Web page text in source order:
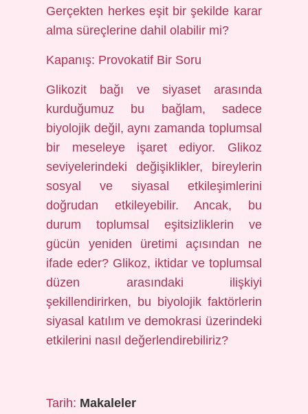
Gerçekten herkes eşit bir şekilde karar
alma süreçlerine dahil olabilir mi?
Kapanış: Provokatif Bir Soru
Glikozit bağı ve siyaset arasında
kurduğumuz bu bağlam, sadece
biyolojik değil, aynı zamanda toplumsal
bir meseleye işaret ediyor. Glikoz
seviyelerindeki değişiklikler, bireylerin
sosyal ve siyasal etkileşimlerini
doğrudan etkileyebilir. Ancak, bu
durum toplumsal eşitsizliklerin ve
gücün yeniden üretimi açısından ne
ifade eder? Glikoz, iktidar ve toplumsal
düzen arasındaki ilişkiyi
şekillendirirken, bu biyolojik faktörlerin
siyasal katılım ve demokrasi üzerindeki
etkilerini nasıl değerlendirebiliriz?
Tarih: Makaleler